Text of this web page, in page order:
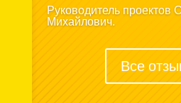
Руководитель проектов
Михайлович.
Все